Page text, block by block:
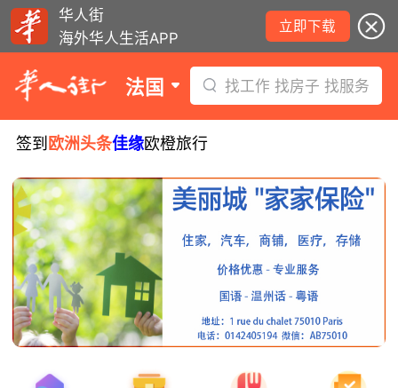
华人街
海外华人生活APP
立即下载
法国 找工作 找房子 找服务
签到 欧洲头条佳缘欧橙旅行